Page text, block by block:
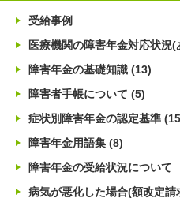
受給事例
医療機関の障害年金対応状況(
障害年金の基礎知識 (13)
障害者手帳について (5)
症状別障害年金の認定基準
障害年金用語集 (8)
障害年金の受給状況について
病気が悪化した場合(額改定請